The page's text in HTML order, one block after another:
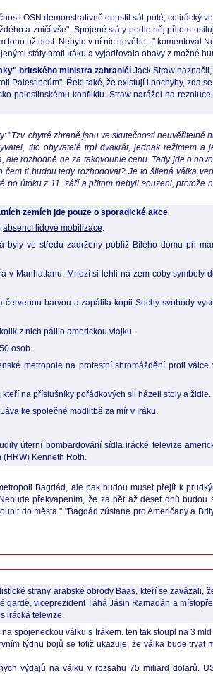
OSN demonstrativně opustil sál poté, co irácký
a zničí vše". Spojené státy podle něj přitom
už dost. Nebylo v ní nic nového..." komentoval
státy proti Iráku a vyjadřovala obavy z možné
britského ministra zahraničí Jack Straw
Palestincům". Řekl také, že existují i pochyby, zda
palestinskému konfliktu. Straw narážel na
"Tzv. chytré zbraně jsou ve skutečnosti neuvěřitelné
tito obyvatelé trpí dvakrát, jednak režimem a
rozhodně ne za takovouhle cenu. Tady jde o
ti budou tedy rozhodovat? Je to šílená válka
útoku z 11. září a přitom nebyli souzeni,
zemích jde pouze o sporadické akce
absencí lidové mobilizace.
ve středu zadrženy poblíž Bílého domu při
v Manhattanu. Mnozí si lehli na zem coby symboly
barvou a zapálila kopii Sochy svobody
z nich pálilo americkou vlajku.
osob.
metropole na protestní shromáždění proti
na příslušníky pořádkových sil házeli stoly a židle.
ke společné modlitbě za mír v Iráku.
úterní bombardování sídla irácké televize
Kenneth Roth.
Bagdád, ale pak budou muset přejít k
překvapením, že za pět až deset dnů
do města." "Bagdád zůstane pro Američany a
strany arabské obrody Baas, kteří se zavázali,
viceprezident Táhá Jásin Ramadán a
irácká televize.
spojeneckou válku s Irákem. ten tak stoupl na 3
týdnu bojů se totiž ukazuje, že válka bude trvat
výdajů na válku v rozsahu 75 miliard dolarů.